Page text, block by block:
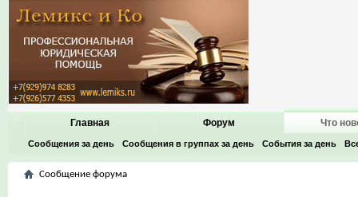
Главная Форум Что
Сообщения за день Сообщения в группах за день События за день
Сообщение форума